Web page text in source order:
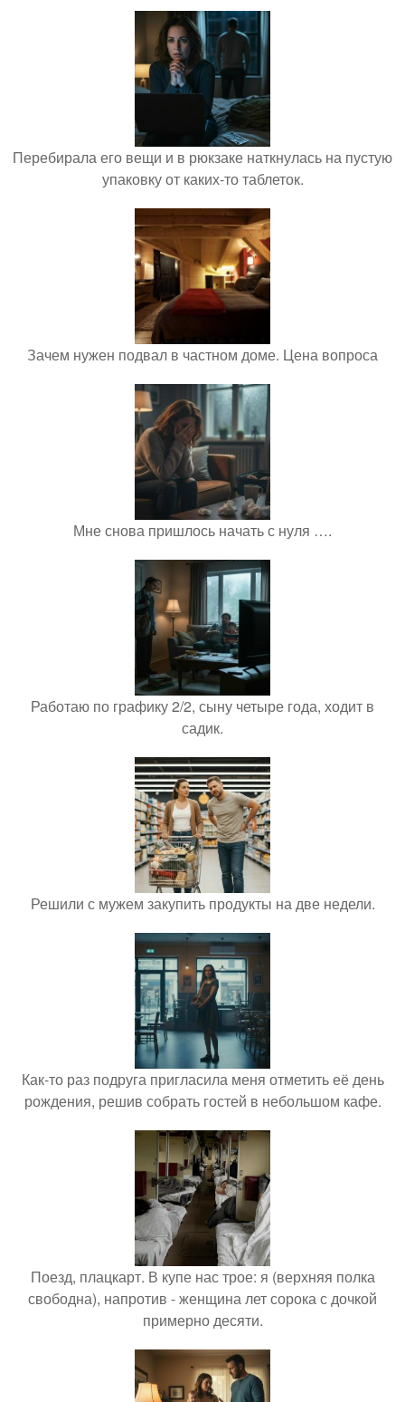
Перебирала его вещи и в рюкзаке наткнулась на пустую
упаковку от каких-то таблеток.
Зачем нужен подвал в частном доме. Цена вопроса
Мне снова пришлось начать с нуля ….
Работаю по графику 2/2, сыну четыре года, ходит в
садик.
Решили с мужем закупить продукты на две недели.
Как-то раз подруга пригласила меня отметить её день
рождения, решив собрать гостей в небольшом кафе.
Поезд, плацкарт. В купе нас трое: я (верхняя полка
свободна), напротив - женщина лет сорока с дочкой
примерно десяти.